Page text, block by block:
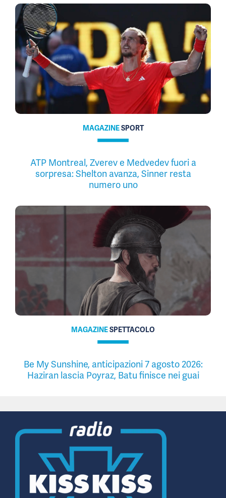
MAGAZINESPORT
ATP Montreal, Zverev e Medvedev fuori a
sorpresa: Shelton avanza, Sinner resta
numero uno
MAGAZINESPETTACOLO
Be My Sunshine, anticipazioni 7 agosto 2026:
Haziran lascia Poyraz, Batu finisce nei guai